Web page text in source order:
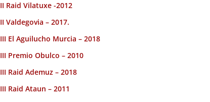
II Raid Vilatuxe -2012
II Valdegovia – 2017.
III El Aguilucho Murcia – 2018
III Premio Obulco – 2010
III Raid Ademuz – 2018
III Raid Ataun – 2011